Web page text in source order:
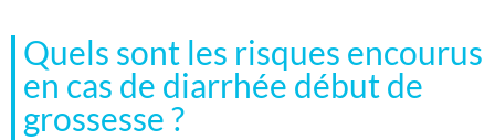
Quels sont les risques encourus
en cas de diarrhée début de
grossesse ?